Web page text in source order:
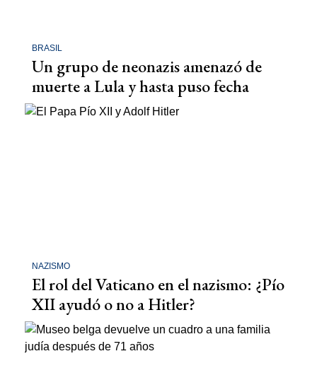
BRASIL
Un grupo de neonazis amenazó de
muerte a Lula y hasta puso fecha
NAZISMO
El rol del Vaticano en el nazismo: ¿Pío
XII ayudó o no a Hitler?